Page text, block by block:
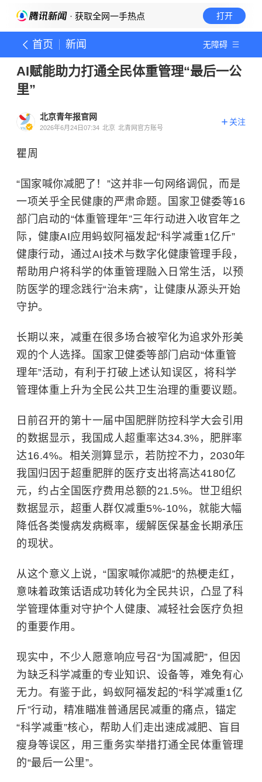
· 获取全网一手热点 打开
首页 新闻 无障碍
AI赋能助力打通全民体重管理“最后一公
里”
北京青年报官网
2026年6月24日07:34 北京 北青网官方账号
关注
瞿周
“国家喊你减肥了！”这并非一句网络调侃，而是
一项关乎全民健康的严肃命题。国家卫健委等16
部门启动的“体重管理年”三年行动进入收官年之
际，健康AI应用蚂蚁阿福发起“科学减重1亿斤”
健康行动，通过AI技术与数字化健康管理手段，
帮助用户将科学的体重管理融入日常生活，以预
防医学的理念践行“治未病”，让健康从源头开始
守护。
长期以来，减重在很多场合被窄化为追求外形美
观的个人选择。国家卫健委等部门启动“体重管
理年”活动，有利于打破上述认知误区，将科学
管理体重上升为全民公共卫生治理的重要议题。
日前召开的第十一届中国肥胖防控科学大会引用
的数据显示，我国成人超重率达34.3%，肥胖率
达16.4%。相关测算显示，若防控不力，2030年
我国归因于超重肥胖的医疗支出将高达4180亿
元，约占全国医疗费用总额的21.5%。世卫组织
数据显示，超重人群仅减重5%-10%，就能大幅
降低各类慢病发病概率，缓解医保基金长期承压
的现状。
从这个意义上说，“国家喊你减肥”的热梗走红，
意味着政策话语成功转化为全民共识，凸显了科
学管理体重对守护个人健康、减轻社会医疗负担
的重要作用。
现实中，不少人愿意响应号召“为国减肥”，但因
为缺乏科学减重的专业知识、设备等，难免有心
无力。有鉴于此，蚂蚁阿福发起的“科学减重1亿
斤”行动，精准瞄准普通居民减重的痛点，锚定
“科学减重”核心，帮助人们走出速成减肥、盲目
瘦身等误区，用三重务实举措打通全民体重管理
的“最后一公里”。